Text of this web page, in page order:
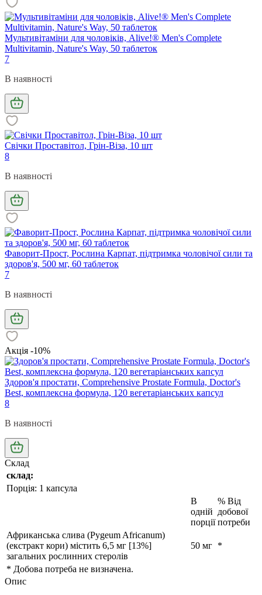
Мультивітаміни для чоловіків, Alive!® Men's Complete
Multivitamin, Nature's Way, 50 таблеток
7
В наявності
Свічки Проставітол, Грін-Віза, 10 шт
8
В наявності
Фаворит-Прост, Рослина Карпат, підтримка чоловічої сили та
здоров'я, 500 мг, 60 таблеток
7
В наявності
Акція -10%
Здоров'я простати, Comprehensive Prostate Formula, Doctor's
Best, комплексна формула, 120 вегетаріанських капсул
8
В наявності
Склад
склад:
Порція: 1 капсула
В
одній
порції
% Від
добової
потреби
Африканська слива (Pygeum Africanum)
(екстракт кори) містить 6,5 мг [13%]
загальних рослинних стеролів
50 мг *
* Добова потреба не визначена.
Опис